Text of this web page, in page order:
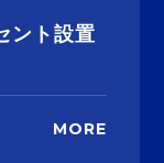
ント設置
MORE